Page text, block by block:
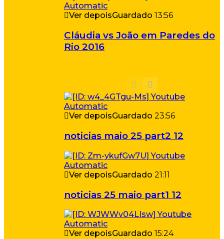
Ver depoisGuardado 13:56
Cláudia vs João em Paredes do
Rio 2016
Ver depoisGuardado 23:56
noticias maio 25 part2 12
Ver depoisGuardado 21:11
noticias 25 maio part1 12
Ver depoisGuardado 15:24